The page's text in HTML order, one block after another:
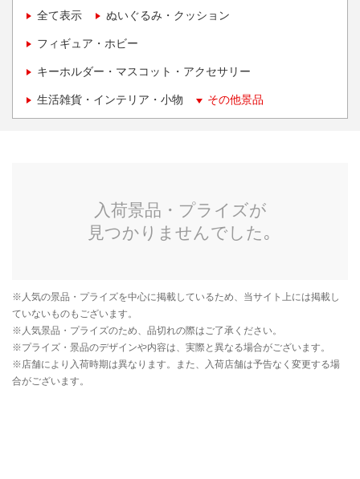
全て表示 ぬいぐるみ・クッション
フィギュア・ホビー
キーホルダー・マスコット・アクセサリー
生活雑貨・インテリア・小物 その他景品